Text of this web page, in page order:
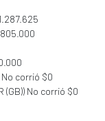
No corrió $0
(GB)) No corrió $0